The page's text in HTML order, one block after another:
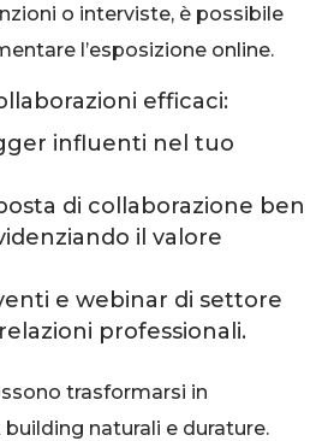
o interviste, è possibile
l’esposizione online.
efficaci:
influenti nel tuo
di collaborazione ben
il valore
e webinar di settore
professionali.
trasformarsi in
naturali e durature.